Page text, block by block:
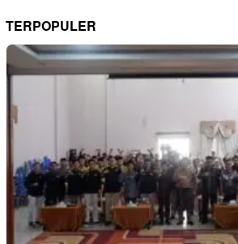
TERPOPULER